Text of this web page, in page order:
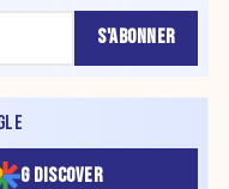
S'ABONNER
G DISCOVER